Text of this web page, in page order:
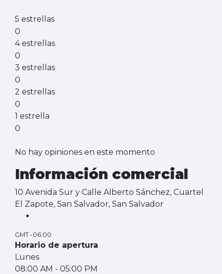
5 estrellas
0
4 estrellas
0
3 estrellas
0
2 estrellas
0
1 estrella
0
No hay opiniones en este momento
Información comercial
10 Avenida Sur y Calle Alberto Sánchez, Cuartel
El Zapote, San Salvador, San Salvador
GMT -06:00
Horario de apertura
Lunes
08:00 AM - 05:00 PM